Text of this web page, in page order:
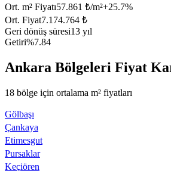
Ort. m² Fiyatı57.861 ₺/m²+25.7%
Ort. Fiyat7.174.764 ₺
Geri dönüş süresi13 yıl
Getiri%7.84
Ankara Bölgeleri Fiyat
18 bölge için ortalama m² fiyatları
Gölbaşı
Çankaya
Etimesgut
Pursaklar
Keçiören